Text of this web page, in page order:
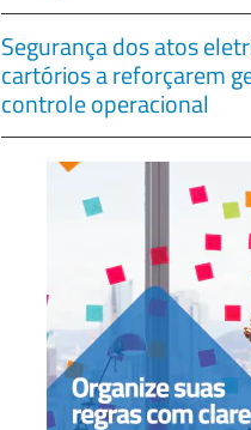
Segurança dos atos
cartórios a reforçarem
controle operacional